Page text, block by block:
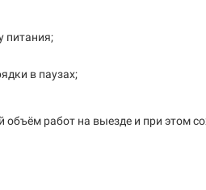
питания;
в паузах;
работ на выезде и при этом